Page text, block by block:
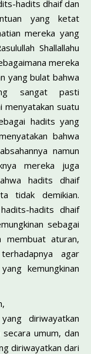
hadits dhaif dan
yang ketat
mereka yang
Shallallahu
mereka
yang bulat bahwa
sangat pasti
menyatakan suatu
hadits yang
bahwa
namun
mereka juga
hadits dhaif
tidak demikian.
hadits dhaif
sebagai
membuat aturan,
agar
kemungkinan
diriwayatkan
umum, dan
diriwayatkan dari